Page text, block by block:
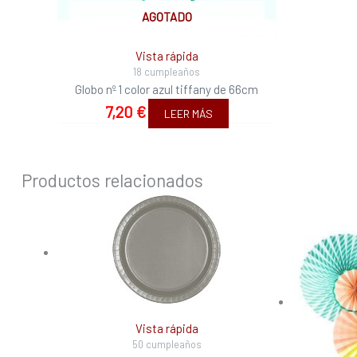
AGOTADO
Vista rápida
18 cumpleaños
Globo nº 1 color azul tiffany de 66cm
7,20 € LEER MÁS
Productos relacionados
Vista rápida
50 cumpleaños